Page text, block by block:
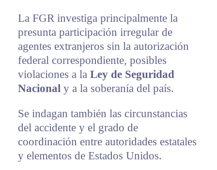
La FGR investiga principalmente la
presunta participación irregular de
agentes extranjeros sin la autorización
federal correspondiente, posibles
violaciones a la Ley de Seguridad
Nacionaly a la soberanía del país.
Se indagan también las circunstancias
del accidente y el grado de
coordinación entre autoridades estatales
y elementos de Estados Unidos.